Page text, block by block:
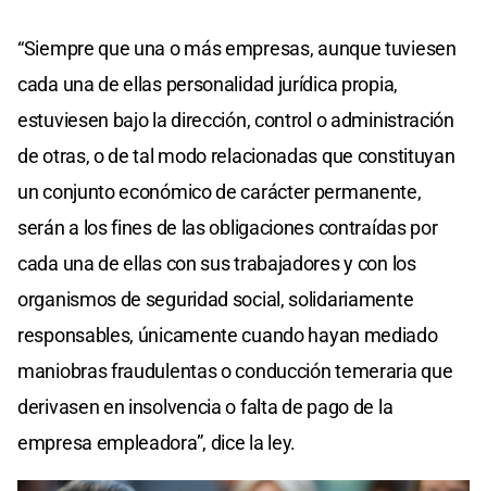
“Siempre que una o más empresas, aunque tuviesen
cada una de ellas personalidad jurídica propia,
estuviesen bajo la dirección, control o administración
de otras, o de tal modo relacionadas que constituyan
un conjunto económico de carácter permanente,
serán a los fines de las obligaciones contraídas por
cada una de ellas con sus trabajadores y con los
organismos de seguridad social, solidariamente
responsables, únicamente cuando hayan mediado
maniobras fraudulentas o conducción temeraria que
derivasen en insolvencia o falta de pago de la
empresa empleadora”, dice la ley.